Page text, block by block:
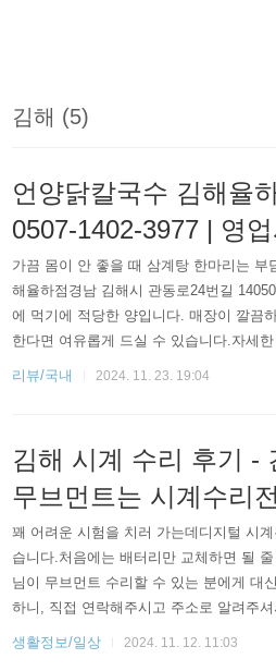
김해 (5)
언양닭칼국수 김해율
0507-1402-3977 | 영
가끔 몸이 안 좋을 때 삼계탕 한마리는
해율하점경남 김해시 관동로24번길
에 먹기에 적당한 양입니다. 매장이 깔끔
한다면 여유롭게 드실 수 있습니다.자세
Fi3BJ9 언양닭칼국수 김해율하점 : 네이
리뷰/국내 2024. 11. 23. 19:04
김해 시계 수리 후기 -
무브먼트는 시계수리
꽤 어려운 시험을 치러 가는데디지털 시
습니다.처음에는 배터리만 교체하면 될
님이 무브먼트 수리할 수 있는 분에게 대
하니, 직접 연락해주시고 주소로 알려주
트가 있습니다.마트 안에 시계수리전문
생활정보/일상 2024. 11. 12. 11:03